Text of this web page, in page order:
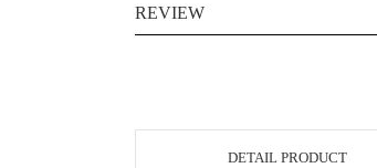
REVIEW
DETAIL PRODUCT